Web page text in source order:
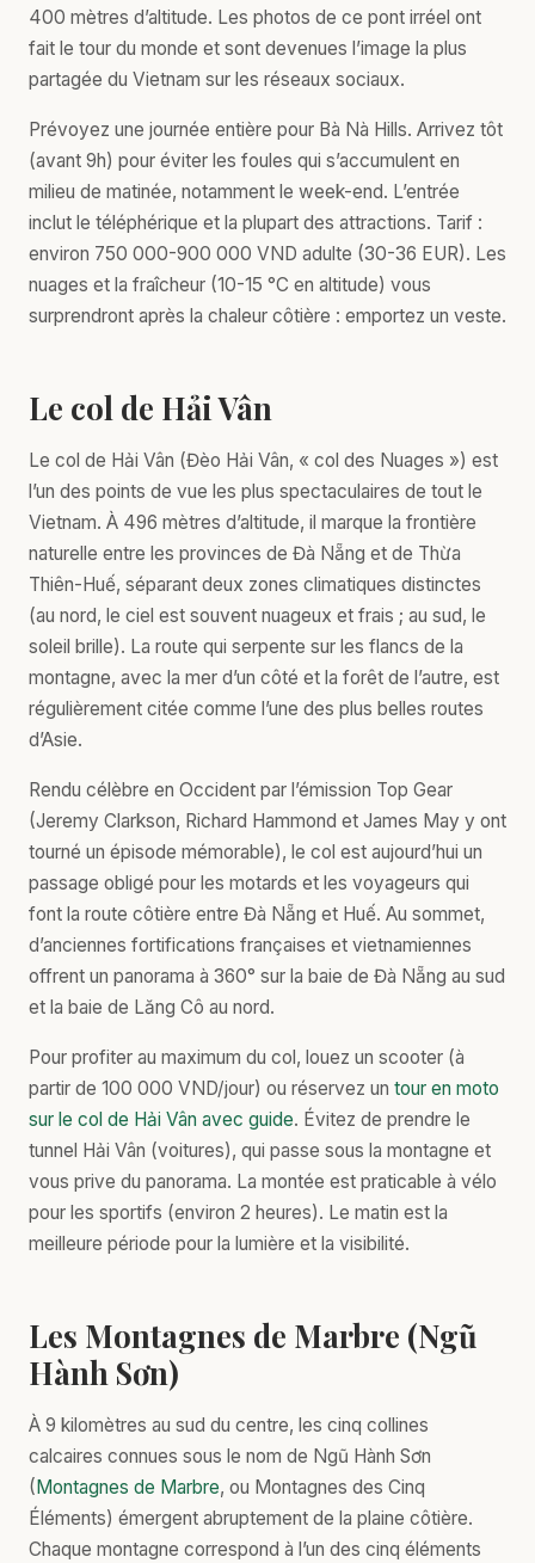
400 mètres d’altitude. Les photos de ce pont irréel ont
fait le tour du monde et sont devenues l’image la plus
partagée du Vietnam sur les réseaux sociaux.
Prévoyez une journée entière pour Bà Nà Hills. Arrivez tôt
(avant 9h) pour éviter les foules qui s’accumulent en
milieu de matinée, notamment le week-end. L’entrée
inclut le téléphérique et la plupart des attractions. Tarif :
environ 750 000-900 000 VND adulte (30-36 EUR). Les
nuages et la fraîcheur (10-15 °C en altitude) vous
surprendront après la chaleur côtière : emportez un veste.
Le col de Hải Vân
Le col de Hải Vân (Đèo Hải Vân, « col des Nuages ») est
l’un des points de vue les plus spectaculaires de tout le
Vietnam. À 496 mètres d’altitude, il marque la frontière
naturelle entre les provinces de Đà Nẵng et de Thừa
Thiên-Huế, séparant deux zones climatiques distinctes
(au nord, le ciel est souvent nuageux et frais ; au sud, le
soleil brille). La route qui serpente sur les flancs de la
montagne, avec la mer d’un côté et la forêt de l’autre, est
régulièrement citée comme l’une des plus belles routes
d’Asie.
Rendu célèbre en Occident par l’émission Top Gear
(Jeremy Clarkson, Richard Hammond et James May y ont
tourné un épisode mémorable), le col est aujourd’hui un
passage obligé pour les motards et les voyageurs qui
font la route côtière entre Đà Nẵng et Huế. Au sommet,
d’anciennes fortifications françaises et vietnamiennes
offrent un panorama à 360° sur la baie de Đà Nẵng au sud
et la baie de Lăng Cô au nord.
Pour profiter au maximum du col, louez un scooter (à
partir de 100 000 VND/jour) ou réservez un tour en moto
sur le col de Hải Vân avec guide. Évitez de prendre le
tunnel Hải Vân (voitures), qui passe sous la montagne et
vous prive du panorama. La montée est praticable à vélo
pour les sportifs (environ 2 heures). Le matin est la
meilleure période pour la lumière et la visibilité.
Les Montagnes de Marbre (Ngũ
Hành Sơn)
À 9 kilomètres au sud du centre, les cinq collines
calcaires connues sous le nom de Ngũ Hành Sơn
( Montagnes de Marbre, ou Montagnes des Cinq
Éléments) émergent abruptement de la plaine côtière.
Chaque montagne correspond à l’un des cinq éléments